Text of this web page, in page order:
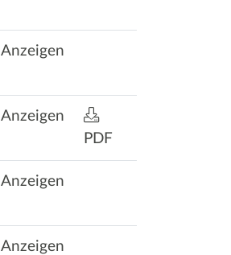
Anzeigen
Anzeigen
PDF
Anzeigen
Anzeigen